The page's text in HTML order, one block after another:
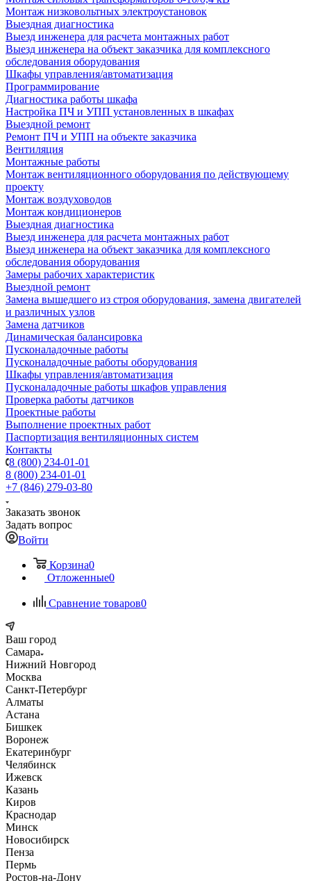
Монтаж низковольтных электроустановок
Выездная диагностика
Выезд инженера для расчета монтажных работ
Выезд инженера на объект заказчика для комплексного
обследования оборудования
Шкафы управления/автоматизация
Программирование
Диагностика работы шкафа
Настройка ПЧ и УПП установленных в шкафах
Выездной ремонт
Ремонт ПЧ и УПП на объекте заказчика
Вентиляция
Монтажные работы
Монтаж вентиляционного оборудования по действующему
проекту
Монтаж воздуховодов
Монтаж кондиционеров
Выездная диагностика
Выезд инженера для расчета монтажных работ
Выезд инженера на объект заказчика для комплексного
обследования оборудования
Замеры рабочих характеристик
Выездной ремонт
Замена вышедшего из строя оборудования, замена двигателей
и различных узлов
Замена датчиков
Динамическая балансировка
Пусконаладочные работы
Пусконаладочные работы оборудования
Шкафы управления/автоматизация
Пусконаладочные работы шкафов управления
Проверка работы датчиков
Проектные работы
Выполнение проектных работ
Паспортизация вентиляционных систем
Контакты
8 (800) 234-01-01
8 (800) 234-01-01
+7 (846) 279-03-80
Заказать звонок
Задать вопрос
Войти
Корзина0
Отложенные0
Сравнение товаров0
Ваш город
Самара
Нижний Новгород
Москва
Санкт-Петербург
Алматы
Астана
Бишкек
Воронеж
Екатеринбург
Челябинск
Ижевск
Казань
Киров
Краснодар
Минск
Новосибирск
Пенза
Пермь
Ростов-на-Дону